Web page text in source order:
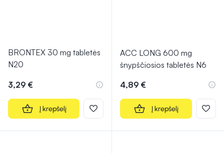
BRONTEX 30 mg tabletės
N20
3,29 €
Į krepšelį
ACC LONG 600 mg
šnypščiosios tabletės N6
4,89 €
Į krepšelį